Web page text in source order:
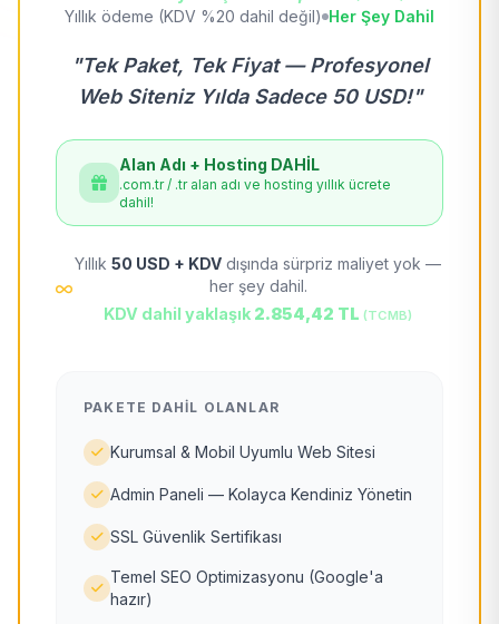
Yıllık ödeme (KDV %20 dahil değil) Her Şey Dahil
"Tek Paket, Tek Fiyat — Profesyonel
Web Siteniz Yılda Sadece 50 USD!"
Alan Adı + Hosting DAHİL
.com.tr / .tr alan adı ve hosting yıllık ücrete
dahil!
Yıllık 50 USD + KDV dışında sürpriz maliyet yok —
her şey dahil.
KDV dahil yaklaşık 2.854,42 TL (TCMB)
PAKETE DAHIL OLANLAR
Kurumsal & Mobil Uyumlu Web Sitesi
Admin Paneli — Kolayca Kendiniz Yönetin
SSL Güvenlik Sertifikası
Temel SEO Optimizasyonu (Google'a
hazır)